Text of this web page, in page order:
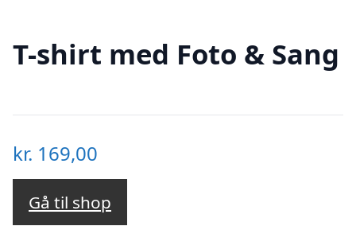
T-shirt med Foto & Sang
kr. 169,00
Gå til shop